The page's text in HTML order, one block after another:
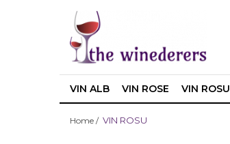
VIN ALB VIN ROSE VIN ROSU
Home / VIN ROSU